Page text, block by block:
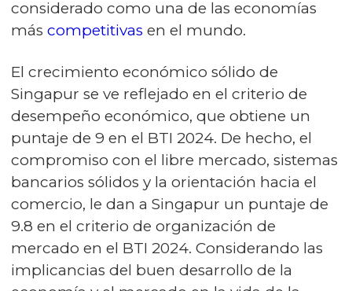
considerado como una de las economías
más competitivas en el mundo.
El crecimiento económico sólido de
Singapur se ve reflejado en el criterio de
desempeño económico, que obtiene un
puntaje de 9 en el BTI 2024. De hecho, el
compromiso con el libre mercado, sistemas
bancarios sólidos y la orientación hacia el
comercio, le dan a Singapur un puntaje de
9.8 en el criterio de organización de
mercado en el BTI 2024. Considerando las
implicancias del buen desarrollo de la